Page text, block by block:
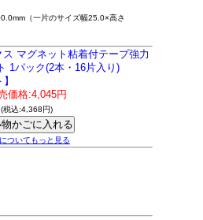
（一片のサイズ幅25.0×高さ
ス マグネット粘着付テープ強力
1パック(2本・16片入り)
価格:4,045円
(税込:4,368円)
ついてもっと見る